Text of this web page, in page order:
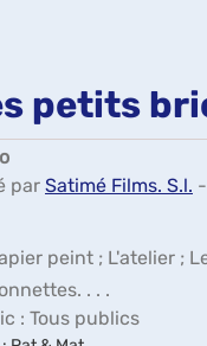
petits
par Satimé Films. S.l.
peint ; L'atelier ;
. . .
: Tous publics